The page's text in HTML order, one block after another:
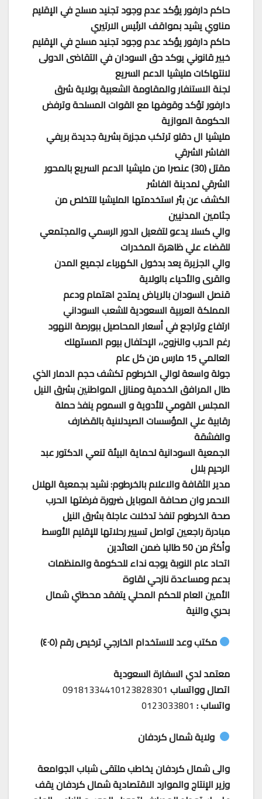
حاكم دارفور يؤكد عدم وجود تجنيد مسلح في الإقليم
مناوي يشيد بمواقف الرئيس الارتيري
حاكم دارفور يؤكد عدم وجود تجنيد مسلح في الإقليم
خبير قانوني يوكد حق السودان في التقاضى الدولى
لانتهاكات مليشيا الدعم السريع
لجنة الاستنفار والمقاومة الشعبية بولاية شرق
دارفور تؤكد وقوفها مع القوات المسلحة وترفض
الحكومة الموازية
مليشيا ال دقلو ترتكب مجزرة بشرية جديدة بريفي
الفاشر الشرقي
مقتل (30) عنصرا من مليشيا الدعم السريع بالمحور
الشرقي لمدينة الفاشر
الكشف عن بئر استخدمتها المليشيا للتخلص من
جثامين المدنيين
والي كسلا يدعو لتفعيل الدور الرسمي والمجتمعي
للقضاء علي ظاهرة المخدرات
والي الجزيرة يعد بدخول الكهرباء لجميع المدن
والقرى والأحياء بالولاية
قنصل السودان بالرياض يمتدح اهتمام ودعم
المملكة العربية السعودية للشعب السوداني
ارتفاع وتراجع في أسعار المحاصيل ببورصة النهود
رغم الحرب والنزوح،، الإحتفال بيوم المستهلك
العالمي 15 مارس من كل عام
جولة واسعة لوالي الخرطوم تكشف حجم الدمار الذي
طال المرافق الخدمية ومنازل المواطنين بشرق النيل
المجلس القومي للأدوية و السموم ينفذ حملة
رقابية علي المؤسسات الصيدلانية بالقضارف
والفشقة
الجمعية السودانية لحماية البيئة تنعي الدكتور عبد
الرحيم بلال
مدير الثقافة والاعلام بالخرطوم: نشيد بجمعية الهلال
الاحمر وان صحافة الموبايل ضرورة فرضتها الحرب
صحة الخرطوم تنفذ تدخلات عاجلة بشرق النيل
مبادرة راجعين تواصل تسيير رحلاتها للإقليم الأوسط
وأكثر من 50 طالبا ضمن العائدين
اتحاد عام النوبة يوجه نداء للحكومة والمنظمات
بدعم ومساعدة نازحي لقاوة
الأمين العام للحكم المحلي يتفقد محطتي شمال
بحري والنية
مكتب وعد للاستخدام الخارجي ترخيص رقم (٤٠٥)
معتمد لدي السفارة السعودية
اتصال وواتساب 09181334410123828301
واتساب : 0123033801
ولاية شمال كردفان
والى شمال كردفان يخاطب ملتقى شباب الجوامعة
وزير الإنتاج والموارد الاقتصادية شمال كردفان يقف